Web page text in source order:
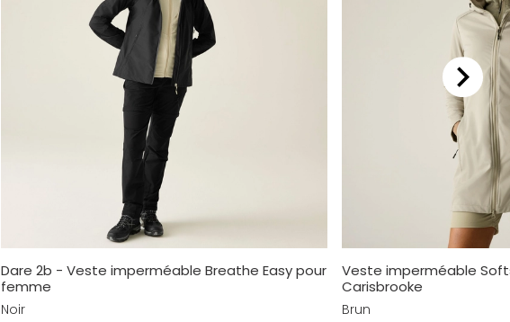
Dare 2b - Veste imperméable Breathe Easy pour
femme
Noir
Veste imperméable
Carisbrooke
Brun